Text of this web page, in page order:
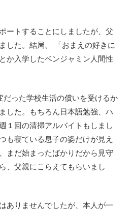
ートすることにしましたが、父
した。結局、 「おまえの好きに
か入学したベンジャミン人間性
った学校生活の償いを受けるか
した。もちろん日本語勉強、ハ
１回の清掃アルバイトもしまし
も寝ている息子の姿だけが見え
まだ始まったばかりだから見守
、父親にこらえてもらいまし
ありませんでしたが、本人が一